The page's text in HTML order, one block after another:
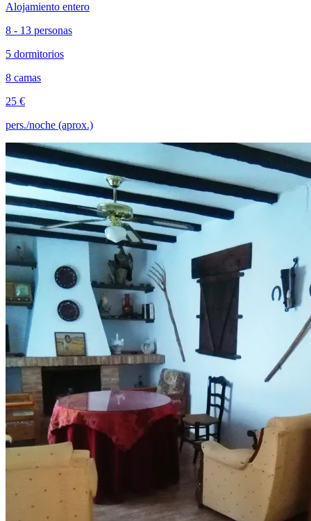
Alojamiento entero
8 - 13 personas
5 dormitorios
8 camas
25 €
pers./noche (aprox.)